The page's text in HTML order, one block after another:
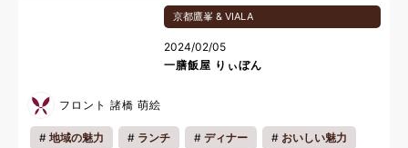
京都鷹峯 & VIALA
2024/02/05
一膳飯屋 りぃぼん
フロント 諸橋 萌絵
地域の魅力 ランチ ディナー おいしい魅力